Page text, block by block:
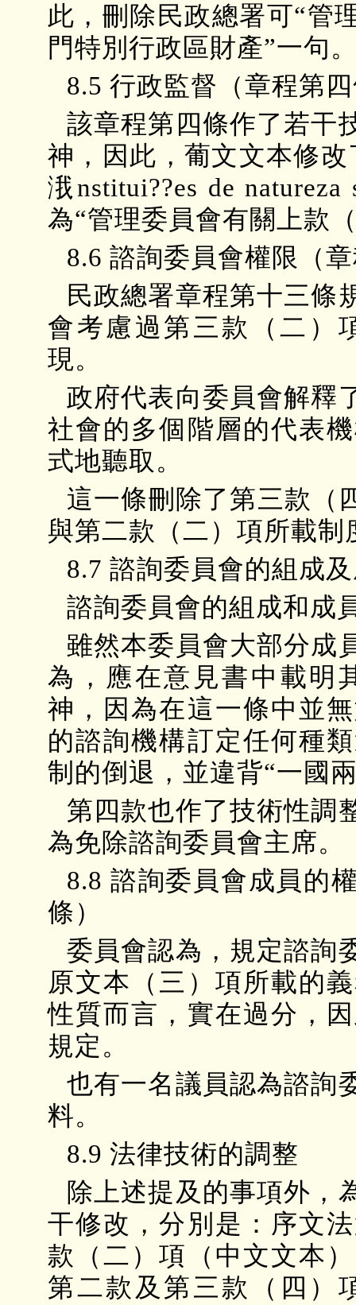
此，刪除民政總署可“管
門特別行政區財產”一句
8.5 行政監督（章程第
該章程第四條作了若干
神，因此，葡文文本修
涐nstitui??es de
為“管理委員會有關上款
8.6 諮詢委員會權限（
民政總署章程第十三條
會考慮過第三款（二）
現。
政府代表向委員會解釋
社會的多個階層的代表
式地聽取。
這一條刪除了第三款（
與第二款（二）項所載制
8.7 諮詢委員會的組成
諮詢委員會的組成和成
雖然本委員會大部分成
為，應在意見書中載明
神，因為在這一條中並
的諮詢機構訂定任何種
制的倒退，並違背“一國
第四款也作了技術性調
為免除諮詢委員會主席。
8.8 諮詢委員會成員的
條）
委員會認為，規定諮詢
原文本（三）項所載的
性質而言，實在過分，
規定。
也有一名議員認為諮詢
料。
8.9 法律技術的調整
除上述提及的事項外，
干修改，分別是：序文
款（二）項（中文文本
第二款及第三款（四）